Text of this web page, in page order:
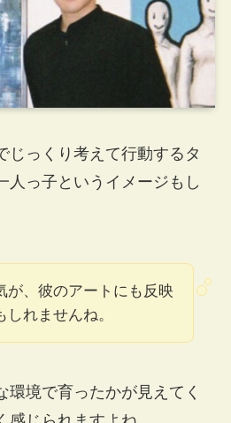
じっくり考えて行動するタ
人っ子というイメージもし
が、彼のアートにも反映
れませんね。
環境で育ったかが見えてく